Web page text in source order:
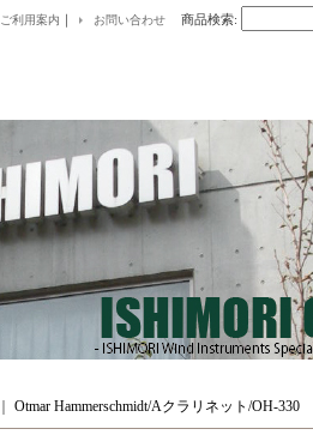
ご利用案内 ｜ お問い合わせ 商品検索:
Otmar Hammerschmidt/Aクラリネット/OH-330